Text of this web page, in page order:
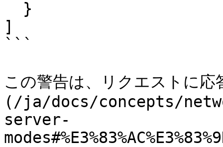
]
```
この警告は、リクエストに
(/ja/docs/concepts/
server-